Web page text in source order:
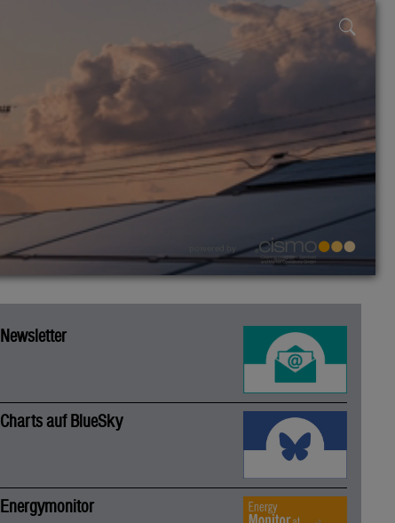
Newsletter
Charts auf BlueSky
Energymonitor